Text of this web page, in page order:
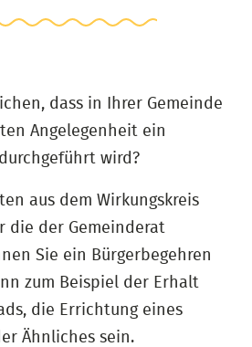
dass in Ihrer Gemeinde
Angelegenheit ein
wird?
aus dem Wirkungskreis
die der Gemeinderat
Sie ein Bürgerbegehren
zum Beispiel der Erhalt
die Errichtung eines
Ähnliches sein.